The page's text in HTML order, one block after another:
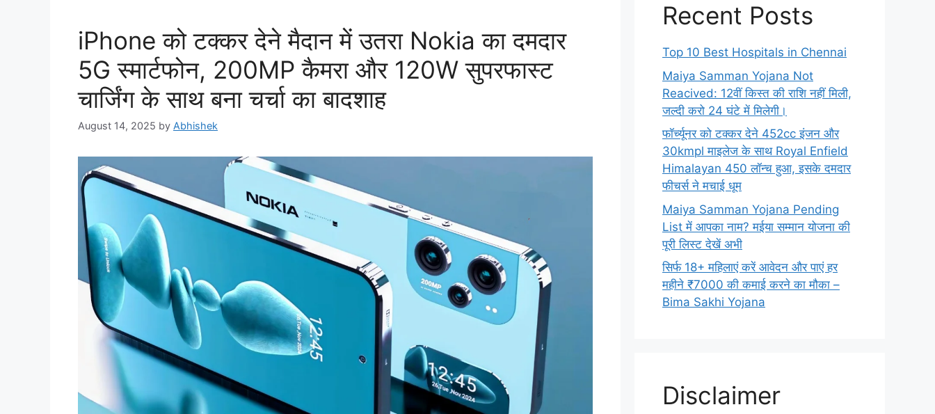
iPhone को टक्कर देने मैदान में उतरा Nokia का दमदार
5G स्मार्टफोन, 200MP कैमरा और 120W सुपरफास्ट
चार्जिंग के साथ बना चर्चा का बादशाह
August 14, 2025 by Abhishek
Recent Posts
Top 10 Best Hospitals in Chennai
Maiya Samman Yojana Not
Reacived: 12वीं किस्त की राशि नहीं मिली,
जल्दी करो 24 घंटे में मिलेगी।
फॉर्च्यूनर को टक्कर देने 452cc इंजन और
30kmpl माइलेज के साथ Royal Enfield
Himalayan 450 लॉन्च हुआ, इसके दमदार
फीचर्स ने मचाई धूम
Maiya Samman Yojana Pending
List में आपका नाम? मईया सम्मान योजना की
पूरी लिस्ट देखें अभी
सिर्फ 18+ महिलाएं करें आवेदन और पाएं हर
महीने ₹7000 की कमाई करने का मौका –
Bima Sakhi Yojana
Disclaimer